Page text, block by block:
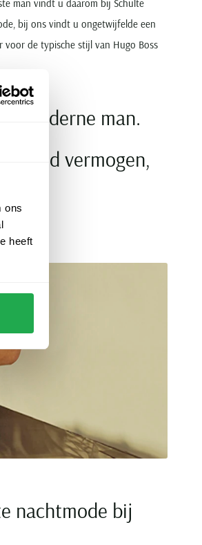
ons
heeft
man vindt u daarom bij Schulte
bij ons vindt u ongetwijfelde een
de typische stijl van Hugo Boss
moderne man.
vermogen,
nachtmode bij